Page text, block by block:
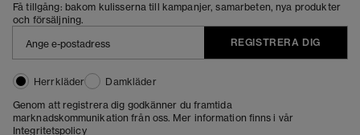
Få tillgång: bakom kulisserna till kampanjer, samarbeten, nya produkter
och försäljning.
REGISTRERA DIG
Herrkläder
Damkläder
Genom att registrera dig godkänner du framtida
marknadskommunikation från oss. Mer information finns i vår
Integritetspolicy